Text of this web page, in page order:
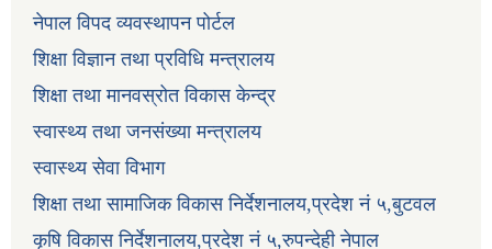
नेपाल विपद व्यवस्थापन पोर्टल
शिक्षा विज्ञान तथा प्रविधि मन्त्रालय
शिक्षा तथा मानवस्रोत विकास केन्द्र
स्वास्थ्य तथा जनसंख्या मन्त्रालय
स्वास्थ्य सेवा विभाग
शिक्षा तथा सामाजिक विकास निर्देशनालय,प्रदेश नं ५,बुटवल
कृषि विकास निर्देशनालय,प्रदेश नं ५,रुपन्देही नेपाल